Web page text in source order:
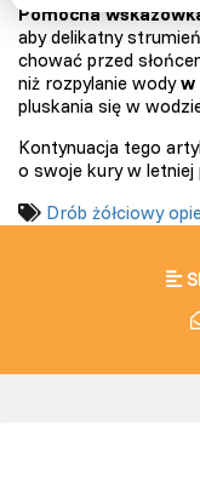
Pomocna
aby delikatny strumień
chować przed
niż rozpylanie wodyw
pluskania się w
Kontynuacja tego
o swoje kury w letniej
Drób żółciowy